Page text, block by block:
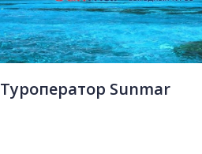
Туроператор Sunmar